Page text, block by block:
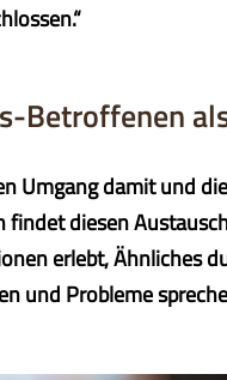
Betroffenen
Umgang damit und
diesen
erlebt, Ähnliches
und Probleme